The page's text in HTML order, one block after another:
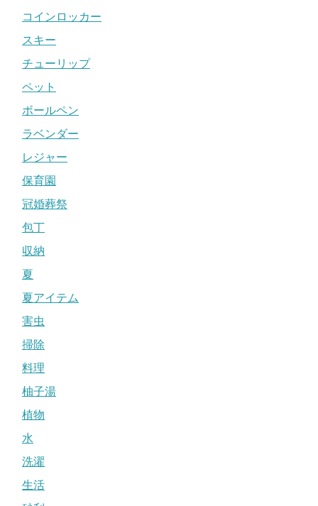
コインロッカー
スキー
チューリップ
ペット
ボールペン
ラベンダー
レジャー
保育園
冠婚葬祭
包丁
収納
夏
夏アイテム
害虫
掃除
料理
柚子湯
植物
水
洗濯
生活